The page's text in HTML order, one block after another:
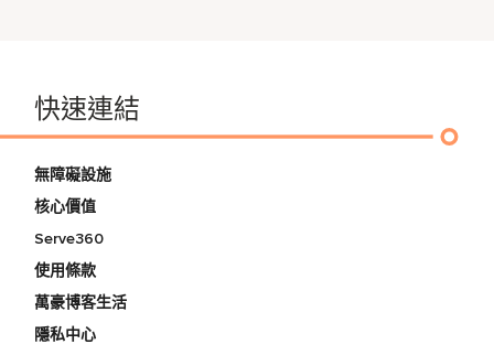
快速連結
無障礙設施
核心價值
Serve360
使用條款
萬豪博客生活
隱私中心